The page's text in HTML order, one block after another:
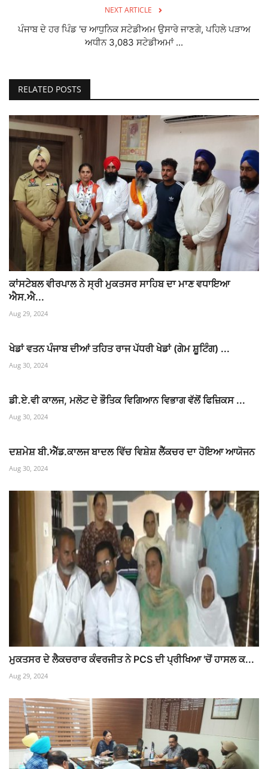
NEXT ARTICLE
ਪੰਜਾਬ ਦੇ ਹਰ ਪਿੰਡ 'ਚ ਆਧੁਨਿਕ ਸਟੇਡੀਅਮ ਉਸਾਰੇ ਜਾਣਗੇ, ਪਹਿਲੇ ਪੜਾਅ
ਅਧੀਨ 3,083 ਸਟੇਡੀਅਮਾਂ ...
RELATED POSTS
ਕਾਂਸਟੇਬਲ ਵੀਰਪਾਲ ਨੇ ਸ੍ਰੀ ਮੁਕਤਸਰ ਸਾਹਿਬ ਦਾ ਮਾਣ ਵਧਾਇਆ
ਐਸ.ਐ...
Aug 29, 2024
ਖੇਡਾਂ ਵਤਨ ਪੰਜਾਬ ਦੀਆਂ ਤਹਿਤ ਰਾਜ ਪੱਧਰੀ ਖੇਡਾਂ (ਗੇਮ ਸ਼ੂਟਿੰਗ) ...
Aug 30, 2024
ਡੀ.ਏ.ਵੀ ਕਾਲਜ, ਮਲੋਟ ਦੇ ਭੌਤਿਕ ਵਿਗਿਆਨ ਵਿਭਾਗ ਵੱਲੋਂ ਫਿਜ਼ਿਕਸ ...
Aug 30, 2024
ਦਸ਼ਮੇਸ਼ ਬੀ.ਐੱਡ.ਕਾਲਜ ਬਾਦਲ ਵਿੱਚ ਵਿਸ਼ੇਸ਼ ਲੈੱਕਚਰ ਦਾ ਹੋਇਆ ਆਯੋਜਨ
Aug 30, 2024
ਮੁਕਤਸਰ ਦੇ ਲੈਕਚਰਾਰ ਕੰਵਰਜੀਤ ਨੇ PCS ਦੀ ਪ੍ਰੀਖਿਆ 'ਚੋਂ ਹਾਸਲ ਕ...
Aug 29, 2024